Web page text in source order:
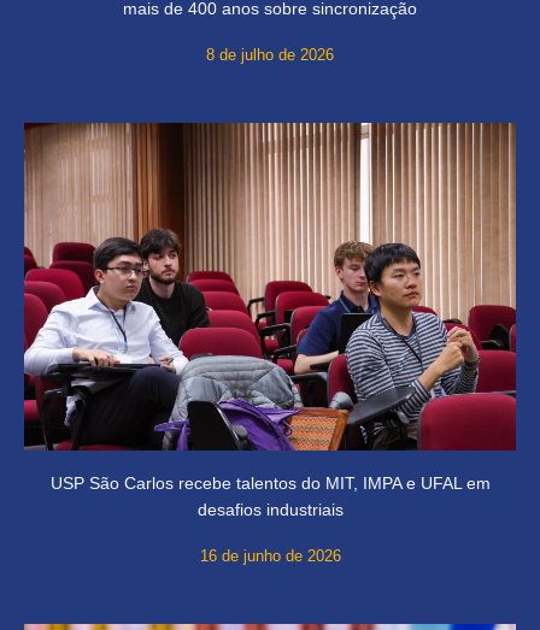
mais de 400 anos sobre sincronização
8 de julho de 2026
USP São Carlos recebe talentos do MIT, IMPA e UFAL em
desafios industriais
16 de junho de 2026